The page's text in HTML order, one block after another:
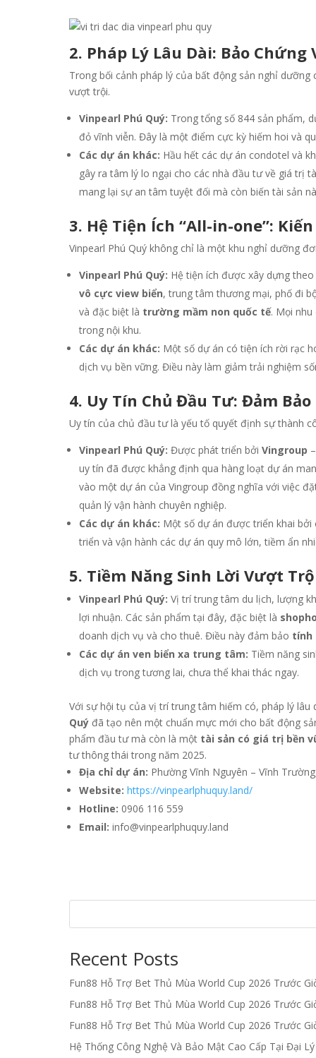
2. Pháp Lý Lâu Dài: Bảo
Trong bối cảnh pháp lý của bất động sản nghỉ
vượt trội.
Vinpearl Phú Quý: Trong tổng số 844 sản phẩm,
đỏ vĩnh viễn. Đây là một điểm cực kỳ hiếm hoi và
Các dự án khác: Hầu hết các dự án condotel và
gây ra tâm lý lo ngại cho các nhà đầu tư về giá trị
mang lại sự an tâm tuyệt đối mà còn biến tài sản
3. Hệ Tiện Ích “All-in-one”:
Vinpearl Phú Quý không chỉ là một khu nghỉ dưỡng
Vinpearl Phú Quý: Hệ tiện ích được xây dựng
vô cực view biển, trung tâm thương mại, phố đi
và đặc biệt là trường mầm non quốc tế. Mọi
trong nội khu.
Các dự án khác: Một số dự án có tiện ích rời rạc
dịch vụ bền vững. Điều này làm giảm trải nghiệm
4. Uy Tín Chủ Đầu Tư: Đảm
Uy tín của chủ đầu tư là yếu tố quyết định sự thành
Vinpearl Phú Quý: Được phát triển bởi Vingroup
uy tín đã được khẳng định qua hàng loạt dự án
vào một dự án của Vingroup đồng nghĩa với việc
quản lý vận hành chuyên nghiệp.
Các dự án khác: Một số dự án được triển khai
triển và vận hành các dự án quy mô lớn, tiềm ẩn
5. Tiềm Năng Sinh Lời Vượt
Vinpearl Phú Quý: Vị trí trung tâm du lịch, lượng
lợi nhuận. Các sản phẩm tại đây, đặc biệt là
doanh dịch vụ và cho thuê. Điều này đảm bảo tính
Các dự án ven biển xa trung tâm: Tiềm năng
dịch vụ trong tương lai, chưa thể khai thác ngay.
Với sự hội tụ của vị trí trung tâm hiếm có, pháp lý
Quý đã tạo nên một chuẩn mực mới cho bất động
phẩm đầu tư mà còn là một tài sản có giá trị bền
tư thông thái trong năm 2025.
Địa chỉ dự án: Phường Vĩnh Nguyên – Vĩnh
Website: https://vinpearlphuquy.land/
Hotline: 0906 116 559
Email: info@vinpearlphuquy.land
Recent Posts
Fun88 Hỗ Trợ Bet Thủ Mùa World Cup 2026 Trước
Fun88 Hỗ Trợ Bet Thủ Mùa World Cup 2026 Trước
Fun88 Hỗ Trợ Bet Thủ Mùa World Cup 2026 Trước
Hệ Thống Công Nghệ Và Bảo Mật Cao Cấp Tại Đại